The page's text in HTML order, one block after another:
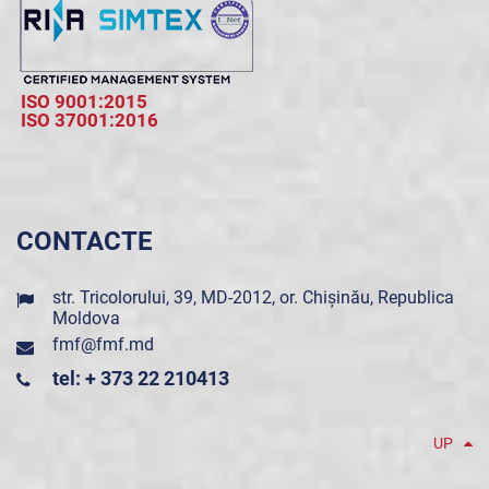
ISO 9001:2015
ISO 37001:2016
CONTACTE
str. Tricolorului, 39, MD-2012, or. Chișinău, Republica
Moldova
fmf@fmf.md
tel: + 373 22 210413
UP